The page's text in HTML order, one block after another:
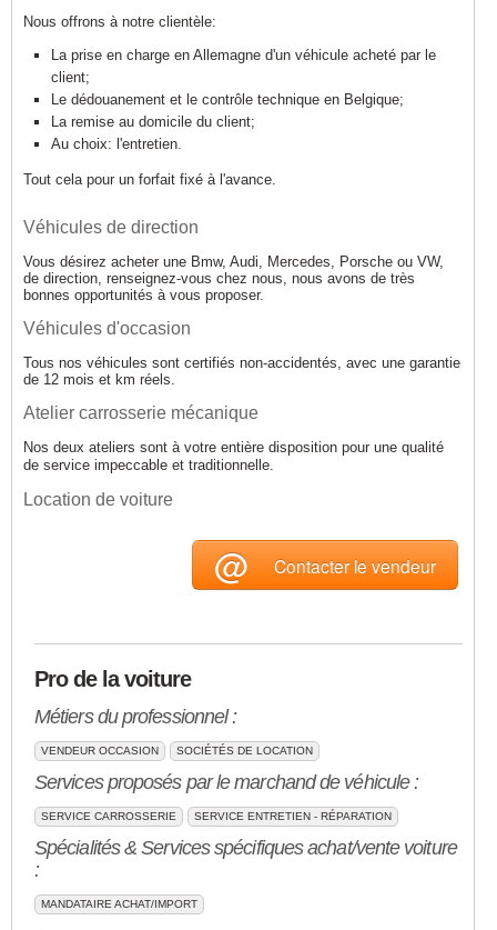
Nous offrons à notre clientèle:
La prise en charge en Allemagne d'un véhicule acheté par le
client;
Le dédouanement et le contrôle technique en Belgique;
La remise au domicile du client;
Au choix: l'entretien.
Tout cela pour un forfait fixé à l'avance.
Véhicules de direction
Vous désirez acheter une Bmw, Audi, Mercedes, Porsche ou VW,
de direction, renseignez-vous chez nous, nous avons de très
bonnes opportunités à vous proposer.
Véhicules d'occasion
Tous nos véhicules sont certifiés non-accidentés, avec une garantie
de 12 mois et km réels.
Atelier carrosserie mécanique
Nos deux ateliers sont à votre entière disposition pour une qualité
de service impeccable et traditionnelle.
Location de voiture
@Contacter le vendeur
Pro de la voiture
Métiers du professionnel :
VENDEUR OCCASION SOCIÉTÉS DE LOCATION
Services proposés par le marchand de véhicule :
SERVICE CARROSSERIE SERVICE ENTRETIEN - RÉPARATION
Spécialités & Services spécifiques achat/vente voiture
:
MANDATAIRE ACHAT/IMPORT